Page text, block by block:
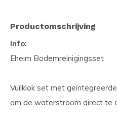
Productomschrijving
Info:
Eheim Bodemreinigingsset
Vuilklok set met
om de waterstroom direct te